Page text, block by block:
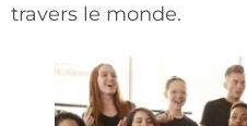
travers le monde.